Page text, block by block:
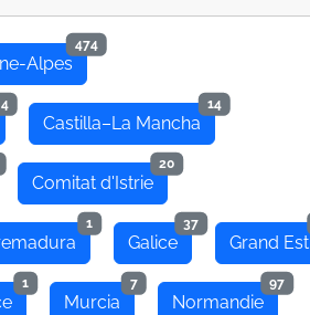
Alpes
474
4
Castilla–La Mancha
14
Comitat d'Istrie
20
1
Galice
37
Grand Est
1
Murcia
7
Normandie
97